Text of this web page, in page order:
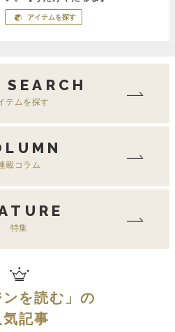
アイテムを探す
テムを探す
載コラム
特集
を読む 」の
気記事